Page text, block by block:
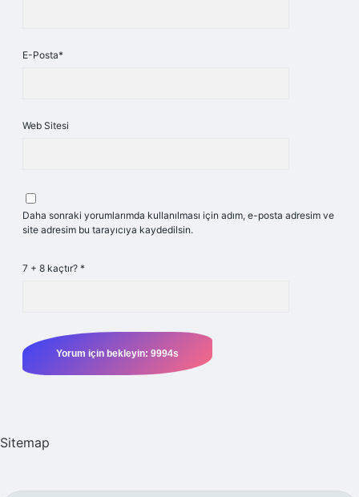
E-Posta*
Web Sitesi
Daha sonraki yorumlarımda kullanılması için adım, e-posta adresim ve
site adresim bu tarayıcıya kaydedilsin.
7 + 8 kaçtır? *
Sitemap